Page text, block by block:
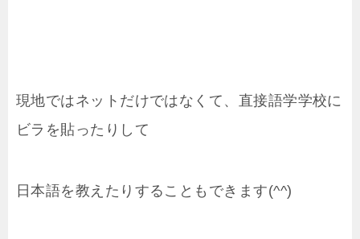
現地ではネットだけではなくて、直接語学学校に
ビラを貼ったりして
日本語を教えたりすることもできます(^^)